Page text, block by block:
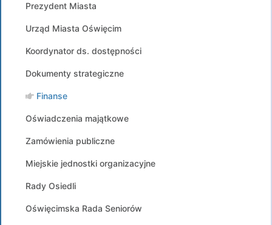
Prezydent Miasta
Urząd Miasta Oświęcim
Koordynator ds. dostępności
Dokumenty strategiczne
Finanse
Oświadczenia majątkowe
Zamówienia publiczne
Miejskie jednostki organizacyjne
Rady Osiedli
Oświęcimska Rada Seniorów